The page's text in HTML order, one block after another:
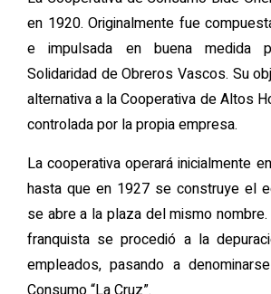
en 1920. Originalmente fue
e impulsada en buena medida
Solidaridad de Obreros Vascos. Su
alternativa a la Cooperativa de Altos
controlada por la propia empresa.
La cooperativa operará inicialmente
hasta que en 1927 se construye el
se abre a la plaza del mismo
franquista se procedió a la
empleados, pasando a